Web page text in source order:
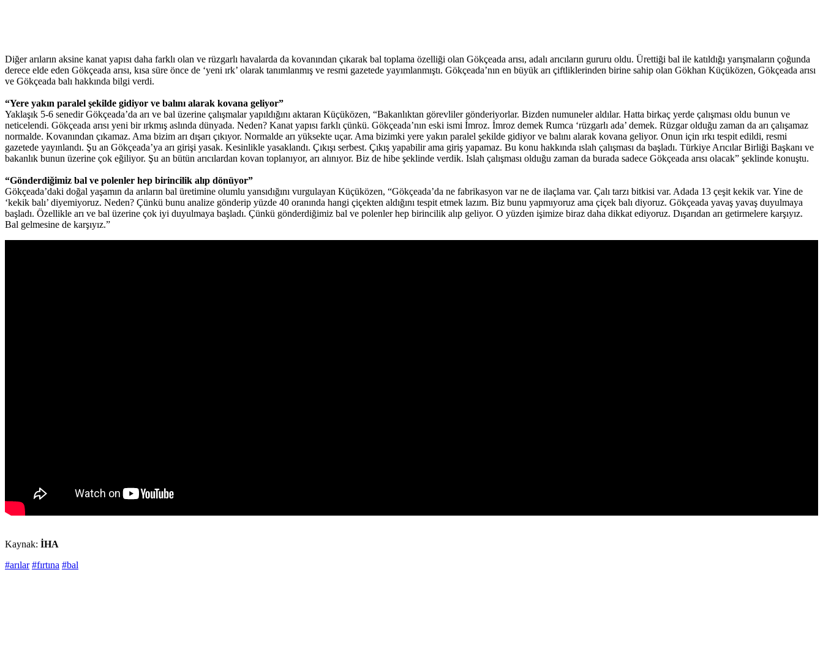
Diğer arıların aksine kanat yapısı daha farklı olan ve rüzgarlı havalarda da kovanından çıkarak bal toplama özelliği olan Gökçeada arısı, adalı arıcıların gururu oldu. Ürettiği bal ile katıldığı yarışmaların çoğunda
derece elde eden Gökçeada arısı, kısa süre önce de ‘yeni ırk’ olarak tanımlanmış ve resmi gazetede yayımlanmıştı. Gökçeada’nın en büyük arı çiftliklerinden birine sahip olan Gökhan Küçüközen, Gökçeada arısı
ve Gökçeada balı hakkında bilgi verdi.
“Yere yakın paralel şekilde gidiyor ve balını alarak kovana geliyor”
Yaklaşık 5-6 senedir Gökçeada’da arı ve bal üzerine çalışmalar yapıldığını aktaran Küçüközen, “Bakanlıktan görevliler gönderiyorlar. Bizden numuneler aldılar. Hatta birkaç yerde çalışması oldu bunun ve
neticelendi. Gökçeada arısı yeni bir ırkmış aslında dünyada. Neden? Kanat yapısı farklı çünkü. Gökçeada’nın eski ismi İmroz. İmroz demek Rumca ‘rüzgarlı ada’ demek. Rüzgar olduğu zaman da arı çalışamaz
normalde. Kovanından çıkamaz. Ama bizim arı dışarı çıkıyor. Normalde arı yüksekte uçar. Ama bizimki yere yakın paralel şekilde gidiyor ve balını alarak kovana geliyor. Onun için ırkı tespit edildi, resmi
gazetede yayınlandı. Şu an Gökçeada’ya arı girişi yasak. Kesinlikle yasaklandı. Çıkışı serbest. Çıkış yapabilir ama giriş yapamaz. Bu konu hakkında ıslah çalışması da başladı. Türkiye Arıcılar Birliği Başkanı ve
bakanlık bunun üzerine çok eğiliyor. Şu an bütün arıcılardan kovan toplanıyor, arı alınıyor. Biz de hibe şeklinde verdik. Islah çalışması olduğu zaman da burada sadece Gökçeada arısı olacak” şeklinde konuştu.
“Gönderdiğimiz bal ve polenler hep birincilik alıp dönüyor”
Gökçeada’daki doğal yaşamın da arıların bal üretimine olumlu yansıdığını vurgulayan Küçüközen, “Gökçeada’da ne fabrikasyon var ne de ilaçlama var. Çalı tarzı bitkisi var. Adada 13 çeşit kekik var. Yine de
‘kekik balı’ diyemiyoruz. Neden? Çünkü bunu analize gönderip yüzde 40 oranında hangi çiçekten aldığını tespit etmek lazım. Biz bunu yapmıyoruz ama çiçek balı diyoruz. Gökçeada yavaş yavaş duyulmaya
başladı. Özellikle arı ve bal üzerine çok iyi duyulmaya başladı. Çünkü gönderdiğimiz bal ve polenler hep birincilik alıp geliyor. O yüzden işimize biraz daha dikkat ediyoruz. Dışarıdan arı getirmelere karşıyız.
Bal gelmesine de karşıyız.”
Kaynak: İHA
#arılar #fırtına #bal